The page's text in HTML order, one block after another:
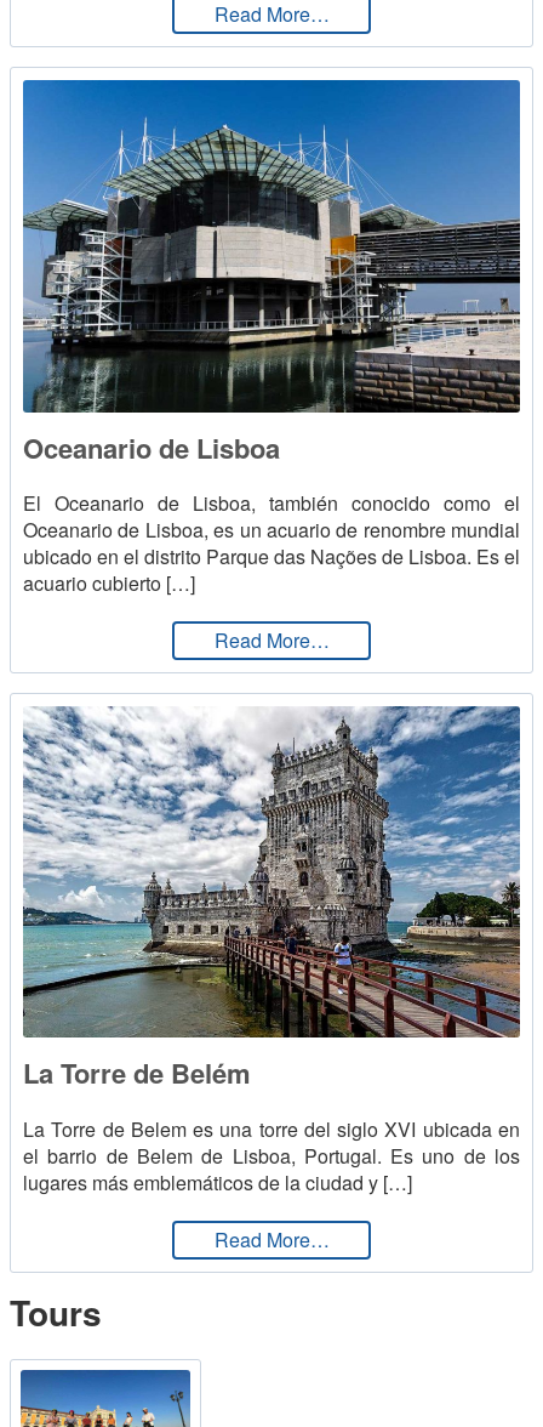
Read More…from El Museo Calouste
Oceanario de Lisboa
El Oceanario de Lisboa, también conocido como el
Oceanario de Lisboa, es un acuario de renombre mundial
ubicado en el distrito Parque das Nações de Lisboa. Es el
acuario cubierto […]
Read More…from Oceanario de
La Torre de Belém
La Torre de Belem es una torre del siglo XVI ubicada en
el barrio de Belem de Lisboa, Portugal. Es uno de los
lugares más emblemáticos de la ciudad y […]
Read More…from La Torre de Belém
Tours